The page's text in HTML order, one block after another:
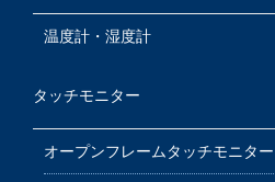
温度計・湿度計
タッチモニター
オープンフレームタッチモニター